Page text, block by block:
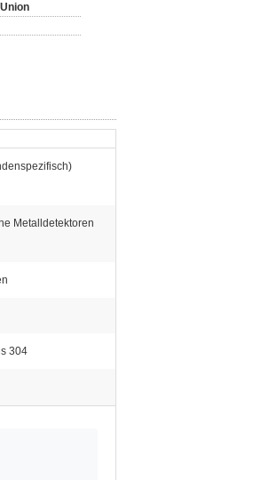
Metalldetektoren
304